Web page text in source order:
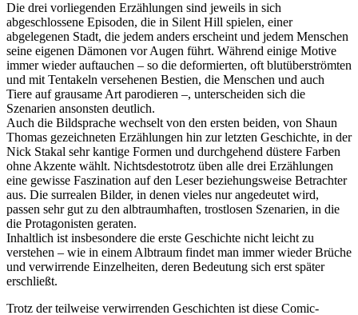
Die drei vorliegenden Erzählungen sind jeweils in sich
abgeschlossene Episoden, die in Silent Hill spielen, einer
abgelegenen Stadt, die jedem anders erscheint und jedem Menschen
seine eigenen Dämonen vor Augen führt. Während einige Motive
immer wieder auftauchen – so die deformierten, oft blutüberströmten
und mit Tentakeln versehenen Bestien, die Menschen und auch
Tiere auf grausame Art parodieren –, unterscheiden sich die
Szenarien ansonsten deutlich.
Auch die Bildsprache wechselt von den ersten beiden, von Shaun
Thomas gezeichneten Erzählungen hin zur letzten Geschichte, in der
Nick Stakal sehr kantige Formen und durchgehend düstere Farben
ohne Akzente wählt. Nichtsdestotrotz üben alle drei Erzählungen
eine gewisse Faszination auf den Leser beziehungsweise Betrachter
aus. Die surrealen Bilder, in denen vieles nur angedeutet wird,
passen sehr gut zu den albtraumhaften, trostlosen Szenarien, in die
die Protagonisten geraten.
Inhaltlich ist insbesondere die erste Geschichte nicht leicht zu
verstehen – wie in einem Albtraum findet man immer wieder Brüche
und verwirrende Einzelheiten, deren Bedeutung sich erst später
erschließt.
Trotz der teilweise verwirrenden Geschichten ist diese Comic-